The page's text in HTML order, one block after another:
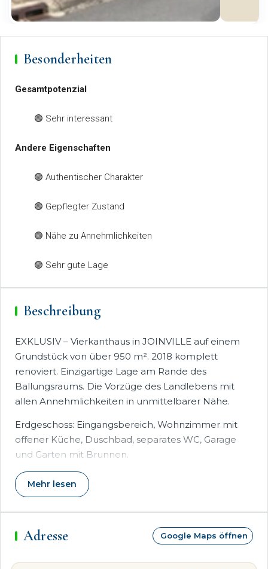
Besonderheiten
Gesamtpotenzial
🟢 Sehr interessant
Andere Eigenschaften
🟢 Authentischer Charakter
🟢 Gepflegter Zustand
🟢 Nähe zu Annehmlichkeiten
🟢 Sehr gute Lage
Beschreibung
EXKLUSIV – Vierkanthaus in JOINVILLE auf einem
Grundstück von über 950 m². 2018 komplett
renoviert. Einzigartige Lage am Rande des
Ballungsraums. Die Vorzüge des Landlebens mit
allen Annehmlichkeiten in unmittelbarer Nähe.
Erdgeschoss: Eingangsbereich, Wohnzimmer mit
offener Küche, Duschbad, separates WC, Garage
und Garten mit Brunnen.
ETAGE (1.): 3 Schlafzimmer
Mehr lesen
Adresse Google Maps öffnen